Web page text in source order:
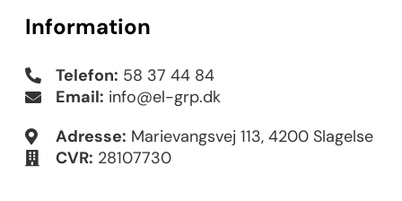
Information
Telefon: 58 37 44 84
Email: info@el-grp.dk
Adresse: Marievangsvej 113, 4200 Slagelse
CVR: 28107730